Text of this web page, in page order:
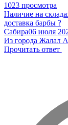
1023 просмотра
Наличие на
доставка барбы ?
Сабира06 июля
Из города Жалал
Прочитать ответ